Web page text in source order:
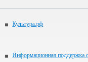
Культура.рф
Информационная поддержка